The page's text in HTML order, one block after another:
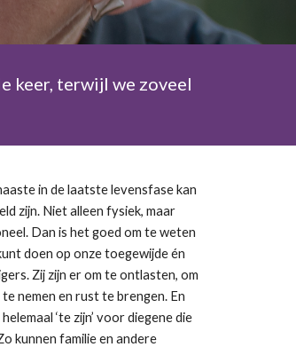
keer, terwijl we zoveel
in de laatste levensfase kan
zijn. Niet alleen fysiek, maar
Dan is het goed om te weten
doen op onze toegewijde én
Zij zijn er om te ontlasten, om
nemen en rust te brengen. En
‘te zijn’ voor diegene die
kunnen familie en andere